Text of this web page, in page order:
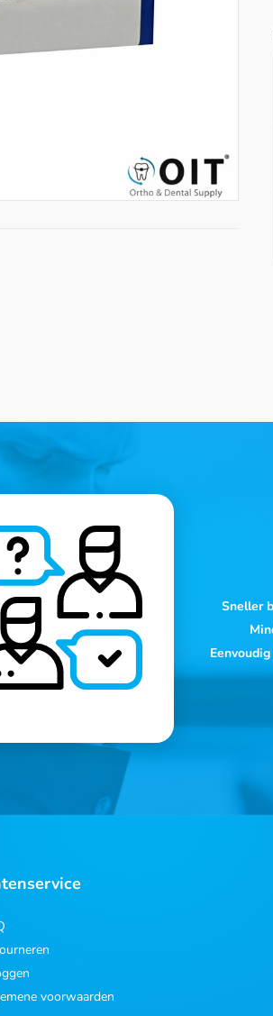
Sneller
voorwaarden